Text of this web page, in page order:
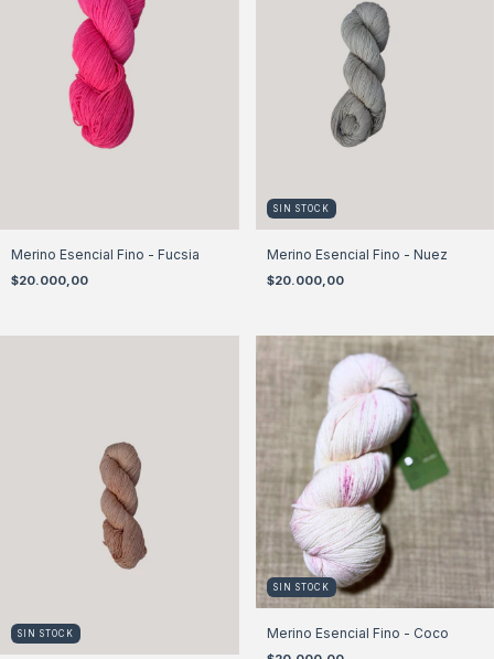
Merino Esencial Fino - Fucsia
$20.000,00
SIN STOCK
Merino Esencial Fino - Nuez
$20.000,00
SIN STOCK
SIN STOCK
Merino Esencial Fino - Coco